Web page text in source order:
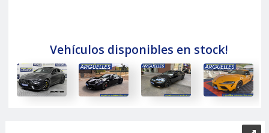
Vehículos disponibles en stock!